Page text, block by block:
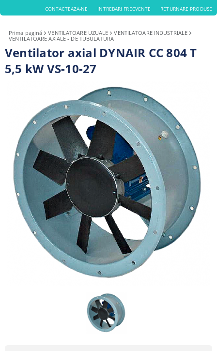
CONTACTEAZA-NE INTREBARI FRECVENTE RETURNARE PRODUSE
Prima pagină VENTILATOARE UZUALE
VENTILATOARE INDUSTRIALE
VENTILATOARE AXIALE - DE TUBULATURA
Ventilator axial DYNAIR CC 804 T
5,5 kW VS-10-27